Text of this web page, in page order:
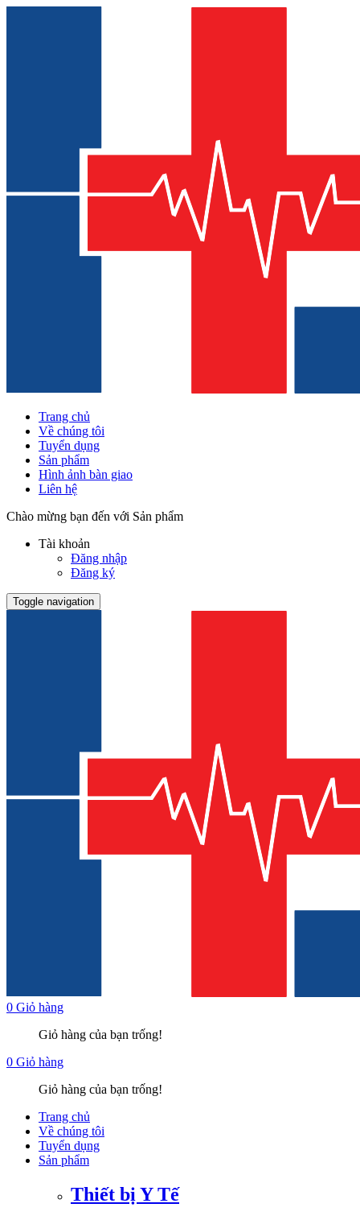
Trang chủ
Về chúng tôi
Tuyển dụng
Sản phẩm
Hình ảnh bàn giao
Liên hệ
Chào mừng bạn đến với Sản phẩm
Tài khoản
Đăng nhập
Đăng ký
Toggle navigation
0 Giỏ hàng
Giỏ hàng của bạn trống!
0 Giỏ hàng
Giỏ hàng của bạn trống!
Trang chủ
Về chúng tôi
Tuyển dụng
Sản phẩm
Thiết bị Y Tế